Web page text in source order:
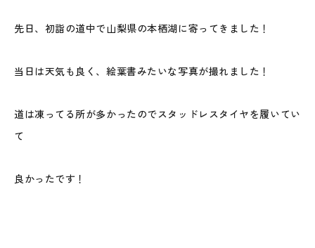
先日、初詣の道中で山梨県の本栖湖に寄ってきました！
当日は天気も良く、絵葉書みたいな写真が撮れました！
道は凍ってる所が多かったのでスタッドレスタイヤを履いてい
て
良かったです！